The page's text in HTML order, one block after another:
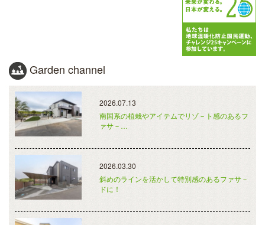
Garden channel
2026.07.13
南国系の植栽やアイテムでリゾ－ト感のあるフ
ァサ－…
2026.03.30
斜めのラインを活かして特別感のあるファサ－
ドに！